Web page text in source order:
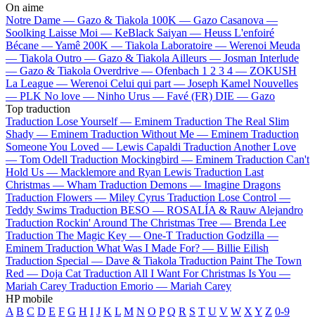
On aime
Notre Dame — Gazo & Tiakola 100K — Gazo Casanova —
Soolking Laisse Moi — KeBlack Saiyan — Heuss L'enfoiré
Bécane —Yamê 200K — Tiakola Laboratoire — Werenoi Meuda
— Tiakola Outro — Gazo & Tiakola Ailleurs — Josman Interlude
— Gazo & Tiakola Overdrive — Ofenbach 1 2 3 4 — ZOKUSH
La League — Werenoi Celui qui part — Joseph Kamel Nouvelles
— PLK No love — Ninho Urus — Favé (FR) DIE — Gazo
Top traduction
Traduction Lose Yourself — Eminem Traduction The Real Slim
Shady — Eminem Traduction Without Me — Eminem Traduction
Someone You Loved — Lewis Capaldi Traduction Another Love
— Tom Odell Traduction Mockingbird — Eminem Traduction Can't
Hold Us — Macklemore and Ryan Lewis Traduction Last
Christmas — Wham Traduction Demons — Imagine Dragons
Traduction Flowers — Miley Cyrus Traduction Lose Control —
Teddy Swims Traduction BESO — ROSALÍA & Rauw Alejandro
Traduction Rockin' Around The Christmas Tree — Brenda Lee
Traduction The Magic Key — One-T Traduction Godzilla —
Eminem Traduction What Was I Made For? — Billie Eilish
Traduction Special — Dave & Tiakola Traduction Paint The Town
Red — Doja Cat Traduction All I Want For Christmas Is You —
Mariah Carey Traduction Emorio — Mariah Carey
HP mobile
A B C D E F G H I J K L M N O P Q R S T U V W X Y Z 0-9